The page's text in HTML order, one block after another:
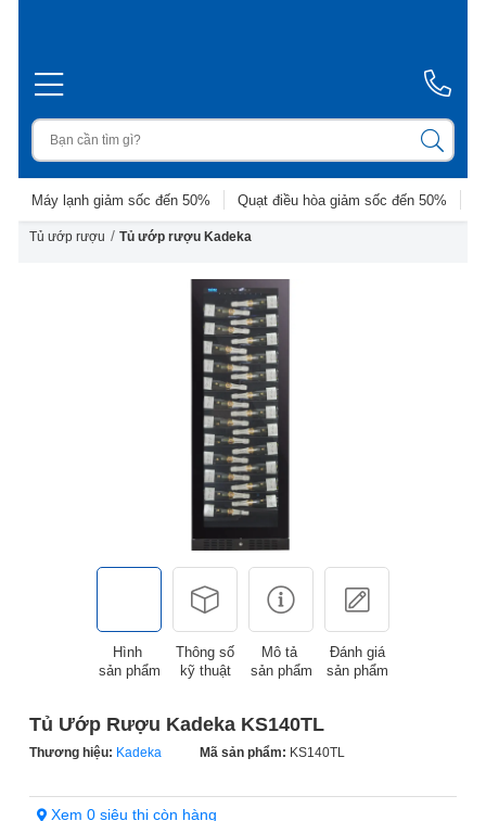
Máy lạnh giảm sốc đến 50% Quạt điều hòa giảm sốc đến 50%
Tủ ướp rượu / Tủ ướp rượu Kadeka
Hình
sản phẩm
Thông số
kỹ thuật
Mô tả
sản phẩm
Đánh giá
sản phẩm
Tủ Ướp Rượu Kadeka KS140TL
Thương hiệu: Kadeka Mã sản phẩm: KS140TL
Xem 0 siêu thị còn hàng